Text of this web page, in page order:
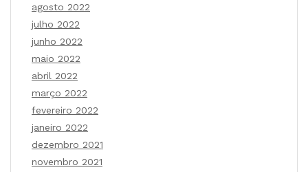
agosto 2022
julho 2022
junho 2022
maio 2022
abril 2022
março 2022
fevereiro 2022
janeiro 2022
dezembro 2021
novembro 2021